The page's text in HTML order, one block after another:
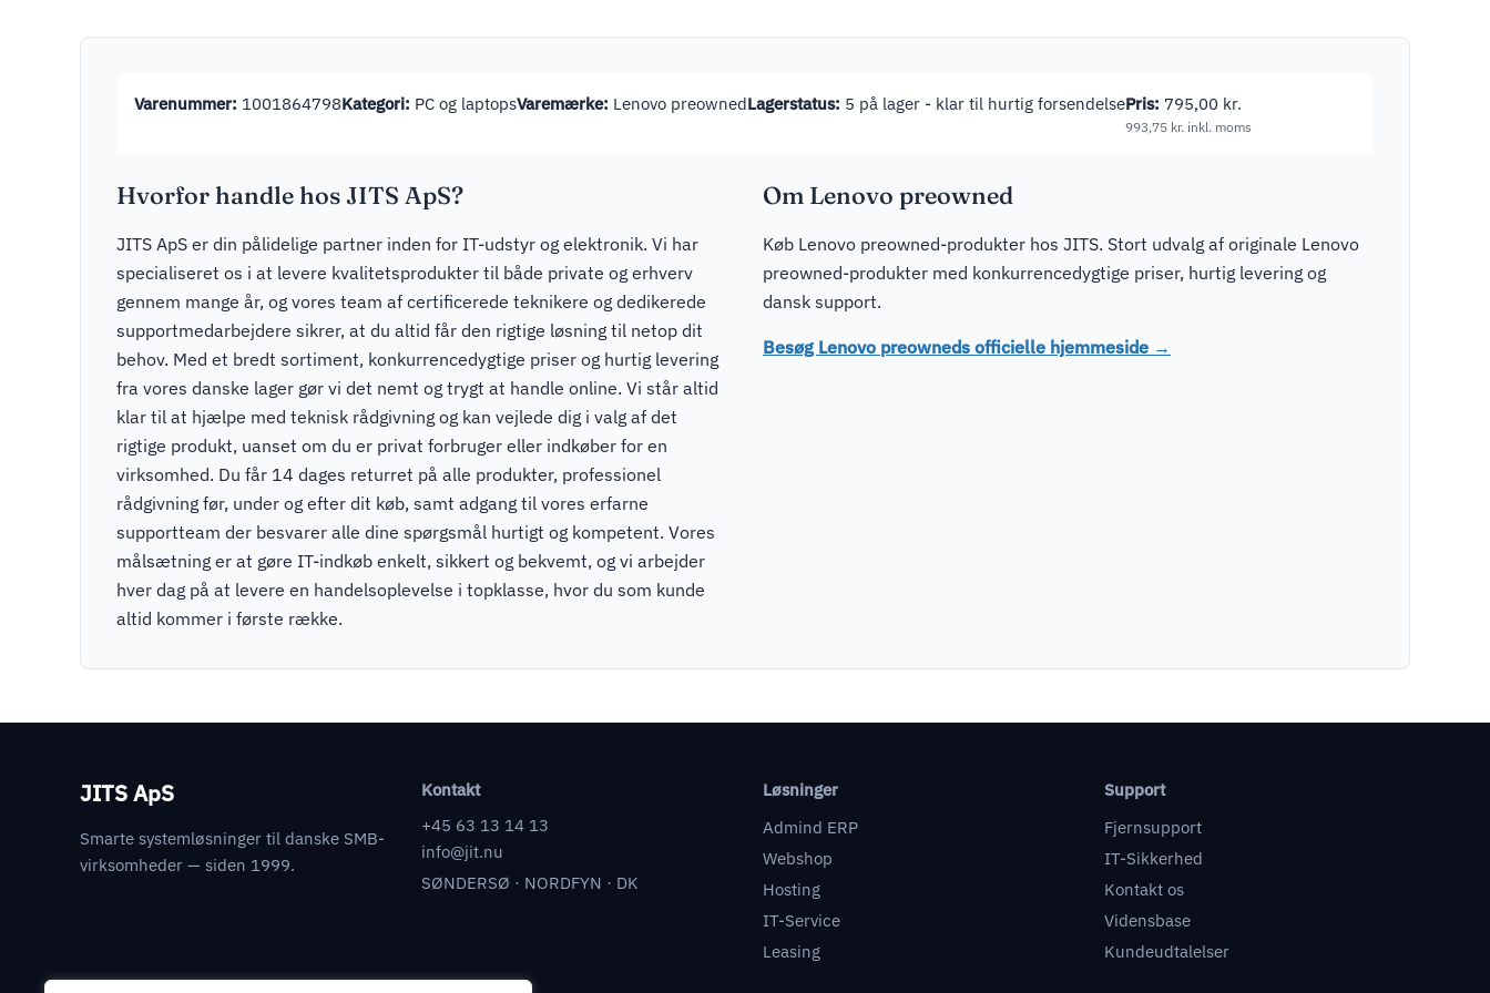
Varenummer: 1001864798Kategori: PC og laptopsVaremærke: Lenovo preownedLagerstatus: 5 på lager - klar til hurtig forsendelsePris: 795,00 kr.
993,75 kr. inkl. moms
Hvorfor handle hos JITS ApS?
JITS ApS er din pålidelige partner inden for IT-udstyr og elektronik. Vi har
specialiseret os i at levere kvalitetsprodukter til både private og erhverv
gennem mange år, og vores team af certificerede teknikere og dedikerede
supportmedarbejdere sikrer, at du altid får den rigtige løsning til netop dit
behov. Med et bredt sortiment, konkurrencedygtige priser og hurtig levering
fra vores danske lager gør vi det nemt og trygt at handle online. Vi står altid
klar til at hjælpe med teknisk rådgivning og kan vejlede dig i valg af det
rigtige produkt, uanset om du er privat forbruger eller indkøber for en
virksomhed. Du får 14 dages returret på alle produkter, professionel
rådgivning før, under og efter dit køb, samt adgang til vores erfarne
supportteam der besvarer alle dine spørgsmål hurtigt og kompetent. Vores
målsætning er at gøre IT-indkøb enkelt, sikkert og bekvemt, og vi arbejder
hver dag på at levere en handelsoplevelse i topklasse, hvor du som kunde
altid kommer i første række.
Om Lenovo preowned
Køb Lenovo preowned-produkter hos JITS. Stort udvalg af originale Lenovo
preowned-produkter med konkurrencedygtige priser, hurtig levering og
dansk support.
Besøg Lenovo preowneds officielle hjemmeside →
JITS ApS
Smarte systemløsninger til danske SMB-
virksomheder — siden 1999.
Kontakt
+45 63 13 14 13
info@jit.nu
SØNDERSØ · NORDFYN · DK
Løsninger
Admind ERP
Webshop
Hosting
IT-Service
Leasing
Support
Fjernsupport
IT-Sikkerhed
Kontakt os
Vidensbase
Kundeudtalelser